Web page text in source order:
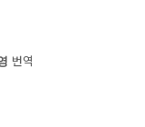
번역